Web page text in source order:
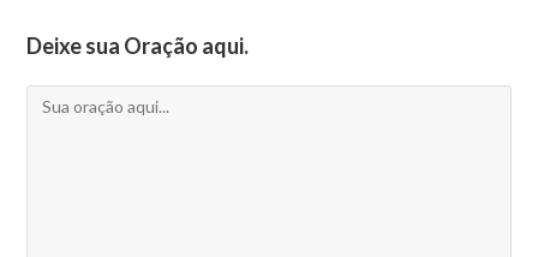
Deixe sua Oração aqui.